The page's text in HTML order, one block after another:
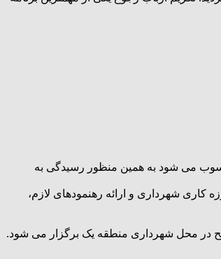
می شود به همین منظور رسیدگی به
کاری شهرداری و ارائه رهنمودهای لازم،